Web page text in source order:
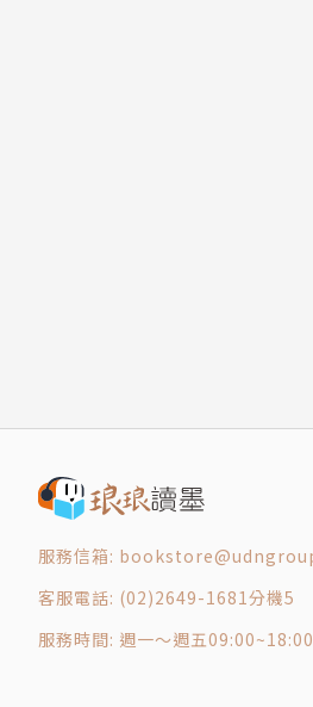
服務信箱:
客服電話: (02)2649-1681分機5
服務時間: 週一～週五09:00~18:00